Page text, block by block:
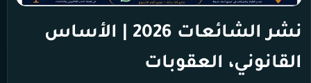
نشر الشائعات 2026 | الأساس
القانوني، العقوبات